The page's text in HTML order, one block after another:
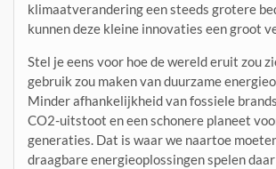
klimaatverandering een steeds grotere
kunnen deze kleine innovaties een groot
Stel je eens voor hoe de wereld eruit zou
gebruik zou maken van duurzame
Minder afhankelijkheid van fossiele
CO2-uitstoot en een schonere planeet
generaties. Dat is waar we naartoe
draagbare energieoplossingen spelen